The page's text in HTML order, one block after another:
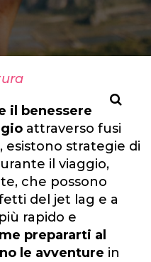
il benessere
attraverso fusi
esistono strategie di
il viaggio,
che possono
del jet lag e a
rapido e
prepararti al
le avventure in